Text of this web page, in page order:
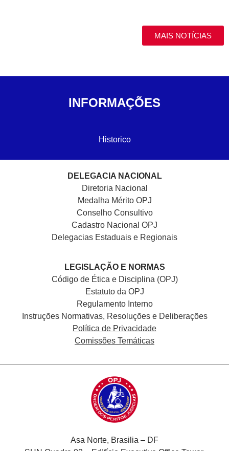
MAIS NOTÍCIAS
INFORMAÇÕES
Historico
DELEGACIA NACIONAL
Diretoria Nacional
Medalha Mérito OPJ
Conselho Consultivo
Cadastro Nacional OPJ
Delegacias Estaduais e Regionais
LEGISLAÇÃO E NORMAS
Código de Ética e Disciplina (OPJ)
Estatuto da OPJ
Regulamento Interno
Instruções Normativas, Resoluções e Deliberações
Política de Privacidade
Comissões Temáticas
Asa Norte, Brasilia – DF